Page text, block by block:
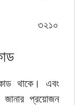
থাকে। এবং
প্রয়োজন